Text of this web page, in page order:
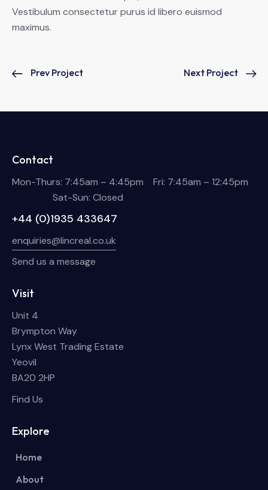
Vestibulum consectetur purus id libero euismod
maximus.
Prev Project Next Project
Contact
Mon-Thurs: 7:45am – 4:45pm Fri: 7:45am – 12:45pm
Sat-Sun: Closed
+44 (0)1935 433647
enquiries@lincreal.co.uk
Send us a message
Visit
Unit 4
Brympton Way
Lynx West Trading Estate
Yeovil
BA20 2HP
Find Us
Explore
Home
About